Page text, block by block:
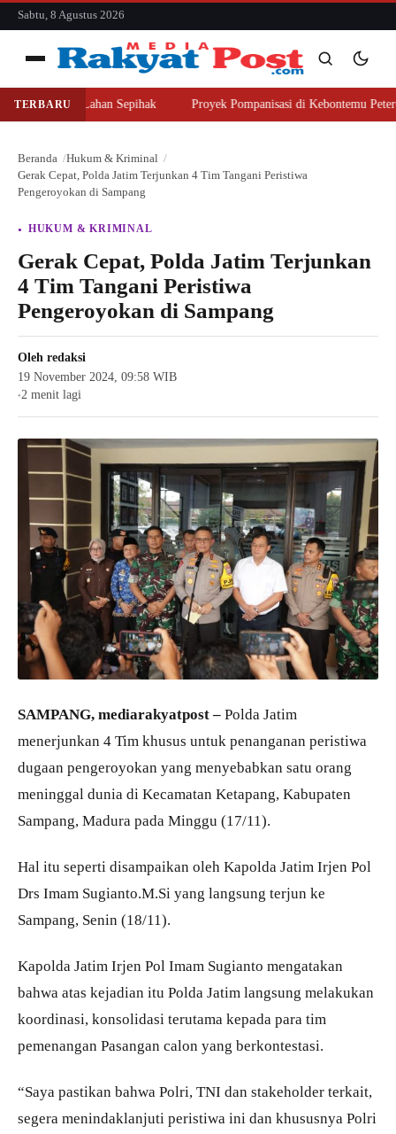
konten
Sabtu, 8 Agustus 2026
Menu
Cari
Cari
TERBARU
Beli Lahan Sepihak Proyek Pompanisasi di Kebontemu Peterongan
Beranda
Hukum & Kriminal
Gerak Cepat, Polda Jatim Terjunkan 4 Tim Tangani Peristiwa
Pengeroyokan di Sampang
HUKUM & KRIMINAL
Gerak Cepat, Polda Jatim Terjunkan
4 Tim Tangani Peristiwa
Pengeroyokan di Sampang
Oleh redaksi
19 November 2024, 09:58 WIB
●2 menit lagi
SAMPANG, mediarakyatpost – Polda Jatim
menerjunkan 4 Tim khusus untuk penanganan peristiwa
dugaan pengeroyokan yang menyebabkan satu orang
meninggal dunia di Kecamatan Ketapang, Kabupaten
Sampang, Madura pada Minggu (17/11).
Hal itu seperti disampaikan oleh Kapolda Jatim Irjen Pol
Drs Imam Sugianto.M.Si yang langsung terjun ke
Sampang, Senin (18/11).
Kapolda Jatim Irjen Pol Imam Sugianto mengatakan
bahwa atas kejadian itu Polda Jatim langsung melakukan
koordinasi, konsolidasi terutama kepada para tim
pemenangan Pasangan calon yang berkontestasi.
“Saya pastikan bahwa Polri, TNI dan stakeholder terkait,
segera menindaklanjuti peristiwa ini dan khususnya Polri